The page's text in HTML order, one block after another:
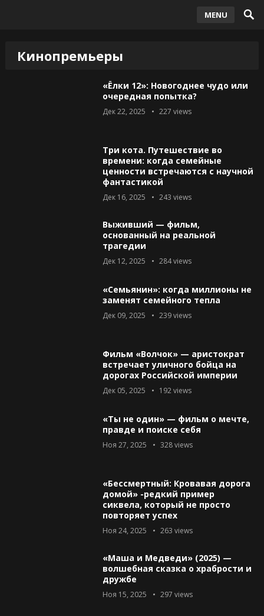
MENU
Кинопремьеры
«Ёлки 12»: Новогоднее чудо или
очередная попытка?
Дек 22, 2025 227 views
Три кота. Путешествие во
времени: когда семейные
ценности встречаются с научной
фантастикой
Дек 16, 2025 243 views
Выживший — фильм,
основанный на реальной
трагедии
Дек 12, 2025 284views
«Семьянин»: когда миллионы не
заменят семейного тепла
Дек 09, 2025 239views
Фильм «Волчок» — аристократ
встречает уличного бойца на
дорогах Российской империи
Дек 05, 2025 192views
«Ты не один» — фильм о мечте,
правде и поиске себя
Ноя 27, 2025 328views
«Бессмертный: Кровавая дорога
домой» -редкий пример
сиквела, который не просто
повторяет успех
Ноя 24, 2025 263 views
«Маша и Медведи» (2025) —
волшебная сказка о храбрости и
дружбе
Ноя 15, 2025 297 views